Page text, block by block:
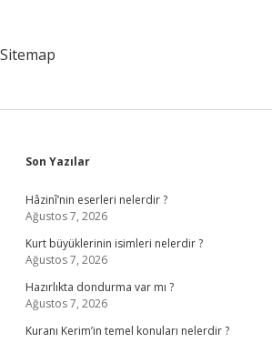
Sitemap
Sidebar
Son Yazılar
Hâzinî’nin eserleri nelerdir ?
Ağustos 7, 2026
Kurt büyüklerinin isimleri nelerdir ?
Ağustos 7, 2026
Hazırlıkta dondurma var mı ?
Ağustos 7, 2026
Kuranı Kerim’in temel konuları nelerdir ?